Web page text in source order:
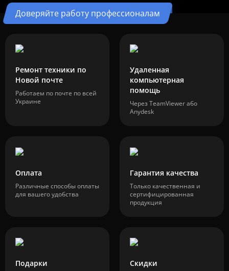
Доверяйте работу профессионалам
Ремонт техники по
Новой почте
Работаем по почте по всей
Украине
Удаленная
компьютерная
помощь
Через TeamViewer або
Anydesk
Оплата
Различные способы оплаты
для вашего удобства
Гарантия качества
Только качественная и
сертифицированная
продукция
Подарки Скидки